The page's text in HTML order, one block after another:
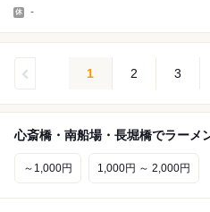
-
1 2 3
心斎橋・南船場・長堀橋でラーメ
～1,000円 1,000円 ～ 2,000円